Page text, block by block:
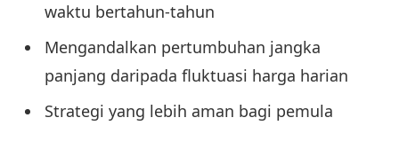
waktu bertahun-tahun
Mengandalkan pertumbuhan jangka
panjang daripada fluktuasi harga harian
Strategi yang lebih aman bagi pemula